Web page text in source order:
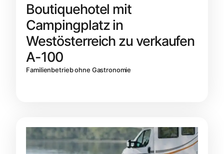
Boutiquehotel mit
Campingplatz in
Westösterreich zu verkaufen
A-100
Familienbetrieb ohne Gastronomie